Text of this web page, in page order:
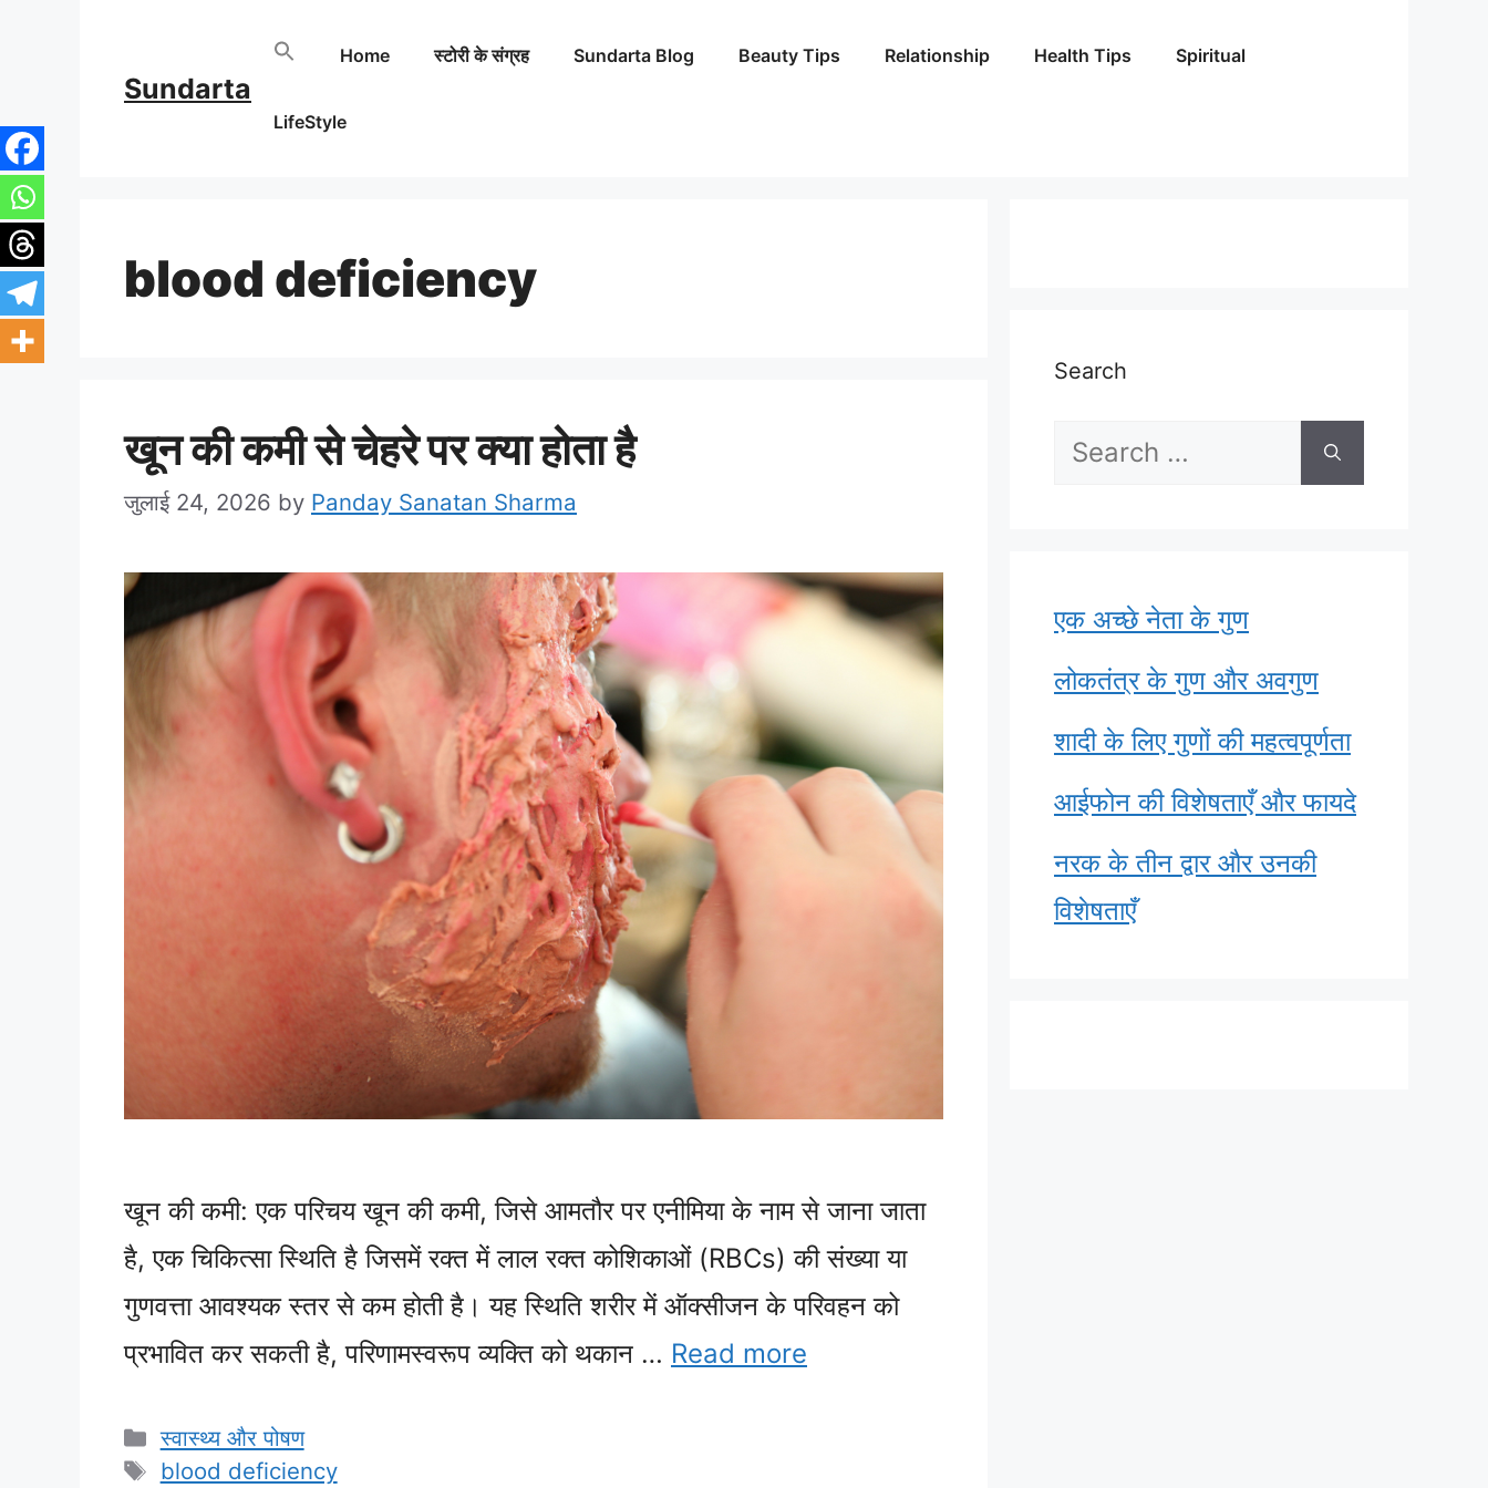
content
Sundarta
Home स्टोरी के संग्रह Sundarta Blog Beauty Tips Relationship Health Tips Spiritual
LifeStyle
blood deficiency
खून की कमी से चेहरे पर क्या होता है
जुलाई 24, 2026 by Panday Sanatan Sharma
खून की कमी: एक परिचय खून की कमी, जिसे आमतौर पर एनीमिया के नाम से जाना जाता
है, एक चिकित्सा स्थिति है जिसमें रक्त में लाल रक्त कोशिकाओं (RBCs) की संख्या या
गुणवत्ता आवश्यक स्तर से कम होती है। यह स्थिति शरीर में ऑक्सीजन के परिवहन को
प्रभावित कर सकती है, परिणामस्वरूप व्यक्ति को थकान … Read more
Categories
स्वास्थ्य और पोषण
Tags
blood deficiency
Search
Search
एक अच्छे नेता के गुण
लोकतंत्र के गुण और अवगुण
शादी के लिए गुणों की महत्वपूर्णता
आईफोन की विशेषताएँ और फायदे
नरक के तीन द्वार और उनकी
विशेषताएँ